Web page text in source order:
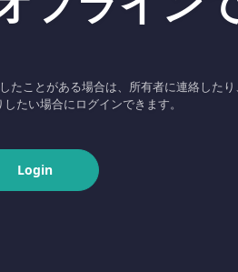
たことがある場合は、所有者に連絡したり
たい場合にログインできます。
Login